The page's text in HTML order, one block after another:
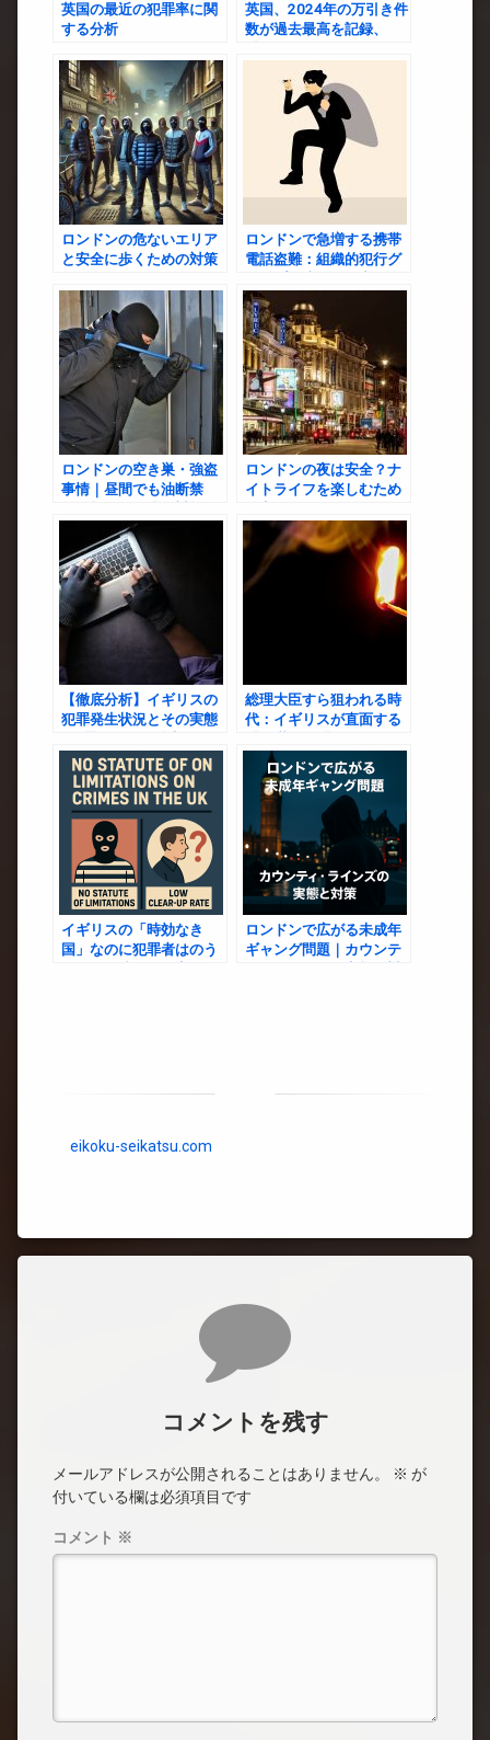
英国の最近の犯罪率に関
する分析
英国、2024年の万引き件
数が過去最高を記録、
「お持ち帰り」する人々
の実態とは？
ロンドンの危ないエリア
と安全に歩くための対策
ロンドンで急増する携帯
電話盗難：組織的犯行グ
闘
ロンドンの空き巣・強盗
事情｜昼間でも油断禁
ロンドンの夜は安全？ナ
イトライフを楽しむため
【徹底分析】イギリスの
犯罪発生状況とその実態
変わったか？
総理大臣すら狙われる時
代：イギリスが直面する
イギリスの「時効なき
国」なのに犯罪者はのう
ロンドンで広がる未成年
ギャング問題｜カウンテ
eikoku-seikatsu.com
コメントを残す
メールアドレスが公開されることはありません。 ※ が
付いている欄は必須項目です
コメント ※